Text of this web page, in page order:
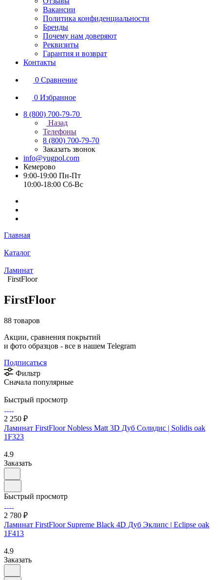
Вакансии
Политика конфиденциальности
Бренды
Почему нам доверяют
Реквизиты
Гарантия и возврат
Контакты
0 Сравнение
0 Избранное
8 (800) 700-79-70
Назад
Телефоны
8 (800) 700-79-70
Заказать звонок
info@yugpol.com
Кемерово
9:00-19:00 Пн-Пт
10:00-18:00 Cб-Вс
Главная
Каталог
Ламинат
FirstFloor
FirstFloor
88 товаров
Акции, сравнения покрытий
и фото образцов - все в нашем Telegram
Подписаться
Фильтр
Сначала популярные
Быстрый просмотр
2 250 ₽
Ламинат FirstFloor Nobless Matt 3D Дуб Солидис | Solidis oak
1F323
4.9
Заказать
Быстрый просмотр
2 780 ₽
Ламинат FirstFloor Supreme Black 4D Дуб Эклипс | Eclipse oak
1F413
4.9
Заказать